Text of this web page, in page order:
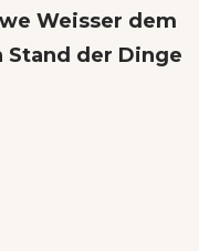
Weisser dem
Stand der Dinge